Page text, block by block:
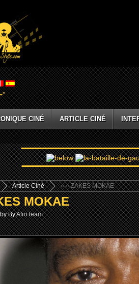
CINÉ ARTICLE CINÉ
»
Article Ciné » ZAKES MOKAE
MOKAE
ByAfroTeam